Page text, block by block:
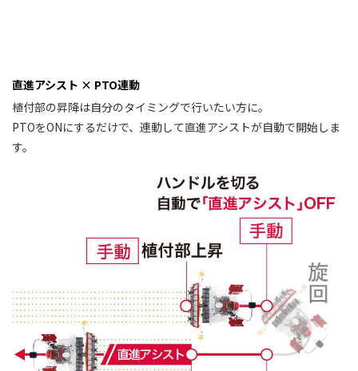
直進アシスト × PTO連動
植付部の昇降は自分のタイミングで行いたい方に。
PTOをONにするだけで、連動して直進アシストが自動で開始しま
す。